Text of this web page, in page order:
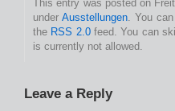
This entry was posted on
underAusstellungen . You
the RSS 2.0feed. You can
is currently not allowed.
Leave a Reply